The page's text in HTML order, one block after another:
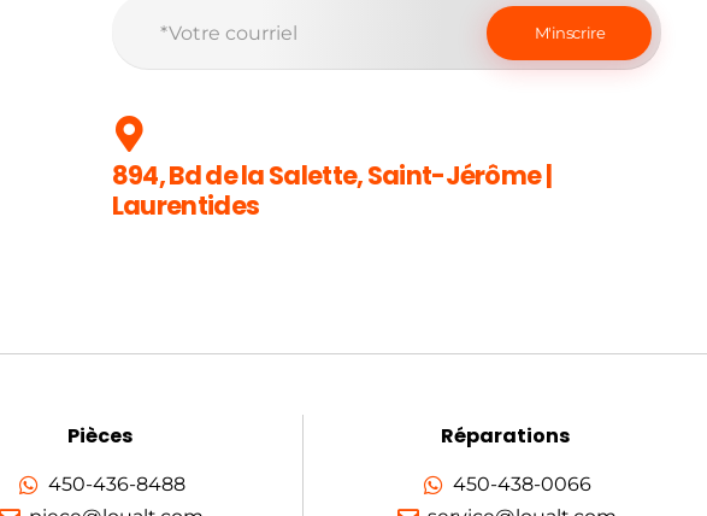
894, Bd de la Salette, Saint-Jérôme |
Laurentides
Pièces
450-436-8488
Réparations
450-438-0066